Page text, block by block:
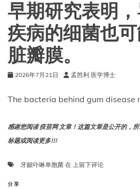
早期研究表明
疾病的细菌也
脏瓣膜。
2026年7月21日 孟胜利 医学博士
The bacteria behind gum disease
感谢您阅读 疫苗网 文章！这篇文章是公开的，
标题或阅读更多!!!
牙龈卟啉单胞菌 在 早
上留下评论
分享